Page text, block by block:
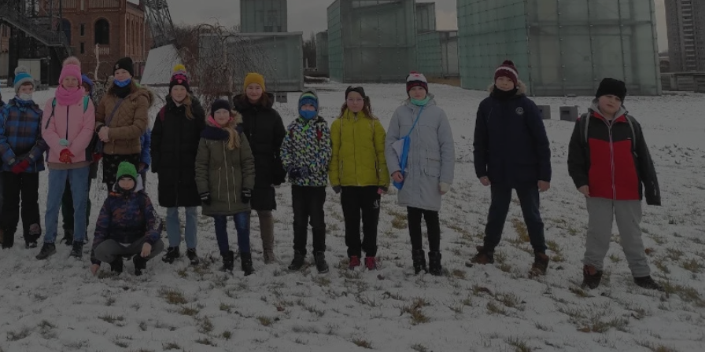
swiony.pl 1 rok
swiony.pl 1 rok
Ten plik cookie przechowuje identyfikator sesji.
swiony.pl 1 rok
Ten plik cookie przechowuje identyfikator sesji.
CookieScript
swiony.pl
4 tygodnie 2 dni
Ten plik cookie jest używany przez usługę Cookie-
Script.com do zapamiętywania preferencji dotyczących
zgody użytkownika na pliki cookie. Jest to konieczne,
aby baner cookie Cookie-Script.com działał poprawnie.
YouTube
.youtube.com
5 miesięcy 4
tygodnie
Ten plik cookie przechowuje informacje o zgodzie
użytkownika oraz jego preferencjach dotyczących
prywatności podczas korzystania z witryny. Rejestruje
wybory dotyczące polityki prywatności i ustawień
zgody, zapewniając ich przestrzeganie w kolejnych
wizytach. Dzięki temu użytkownik nie musi ponownie
konfigurować swoich preferencji, co zwiększa wygodę i
zgodność z regulacjami ochrony danych.
Provider
Domena
Okres
przechowywania
Opis
OpenX
Technologies
Inc.
reklama.silnet.pl
1 rok
Powiązany z platformą reklamową banerów OpenX dla
wydawców. Rejestruje, czy zostały wyświetlone określone
reklamy. Podobno używane tylko do zwiększenia skuteczności,
a nie do kierowania na użytkowników. Jako plik cookie
Provider/
Domena
Okres
przechowywania
Opis
Microsoft
Corporation
.c.bing.com
1 rok
Jest to własny plik cookie Microsoft MSN,
który zapewnia prawidłowe działanie tej
witryny.
Provider/Domena Okres przechowywania
Opis
.youtube.com 5 miesięcy 4 tygodnie
Polityce prywatności Google